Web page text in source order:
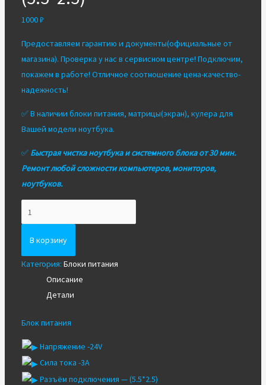
1000₽
Предоставляем гарантию и документы(официальные от
магазина). Проверка у нас в сервисном центре! Подключим,
покажем в работе! Отличное соотношение цена-качество-
надежность!
✅ В наличии блоки питания, матрицы(экран), кулера для
Вашей модели ноутбука.
✅ Быстрая чистка ноутбука и системного блока от 30 мин.
Ремонт любой сложности компьютеров, мониторов,
ноутбуков.
Блок
питания
24V
3A
(5.5*2.5)
В корзину
Категория: Блоки питания
Описание
Детали
Блок питания
Напряжение -24V
Сила тока -3A
Разъём подключения — (5.5*2.5)